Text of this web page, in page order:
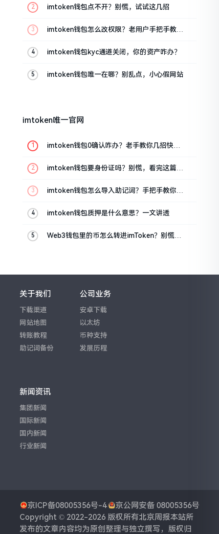
imtoken钱包点不开？别慌，试试这几招
imtoken钱包怎么改权限？老用户手把手教你
imtoken钱包kyc通道关闭，你的资产咋办？
imtoken钱包唯一在哪？别乱点，小心假网站
imtoken唯一官网
imtoken钱包0确认咋办？老手教你几招快速
imtoken钱包要身份证吗？别慌，看完这篇就
imtoken钱包怎么导入助记词？手把手教你找
imtoken钱包质押是什么意思？一文讲透
Web3钱包里的币怎么转进imToken？别慌，
关于我们
下载渠道
网站地图
转账教程
助记词备份
公司业务
安卓下载
以太坊
币种支持
发展历程
新闻资讯
集团新闻
国际新闻
国内新闻
行业新闻
京ICP备08005356号-4
京公网安备 08005356号
Copyright © 2022-2026 版权所有北京周报本站所
发布的文章内容均为原创整理与独立撰写，版权归